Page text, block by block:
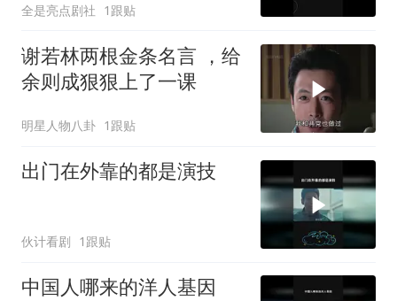
全是亮点剧社 1跟贴
谢若林两根金条名言 ，给
余则成狠狠上了一课
明星人物八卦 1跟贴
出门在外靠的都是演技
伙计看剧 1跟贴
中国人哪来的洋人基因